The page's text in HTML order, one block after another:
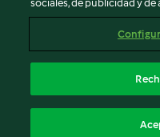
Información legal
Reportar contenido
Declaración de accesibilidad
sociales, de publicidad y de